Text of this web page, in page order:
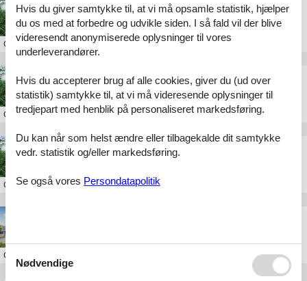
luksus sommerhus ved århus
Om Østjylland
sommerhus med pool nær århus
OmØstjylland
poolhuse ved århus
OmØstjylland
Om
Hvis du giver samtykke til, at vi må opsamle statistik, hjælper
du os med at forbedre og udvikle siden. I så fald vil der blive
videresendt anonymiserede oplysninger til vores
underleverandører.
Hvis du accepterer brug af alle cookies, giver du (ud over
statistik) samtykke til, at vi må videresende oplysninger til
tredjepart med henblik på personaliseret markedsføring.
Du kan når som helst ændre eller tilbagekalde dit samtykke
vedr. statistik og/eller markedsføring.
Se også vores Persondatapolitik
Nødvendige